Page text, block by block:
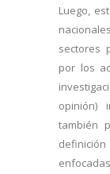
Luego,
sectores
por los
opinión)
también